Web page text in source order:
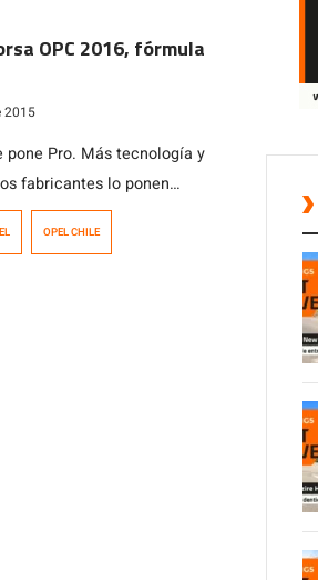
OPC 2016, fórmula
2015
pone Pro. Más tecnología y
fabricantes lo ponen
más pisteros del país.
OPEL CHILE